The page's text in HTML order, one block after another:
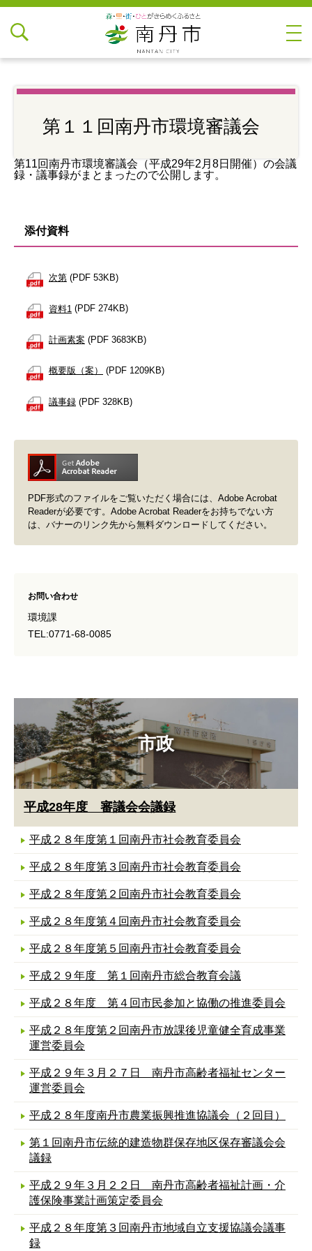
市政
平成28年度 審議会会議録
平成２８年度第１回南丹市社会教育委員会
平成２８年度第３回南丹市社会教育委員会
平成２８年度第２回南丹市社会教育委員会
平成２８年度第４回南丹市社会教育委員会
平成２８年度第５回南丹市社会教育委員会
平成２９年度 第１回南丹市総合教育会議
平成２８年度 第４回市民参加と協働の推進委員会
平成２８年度第２回南丹市放課後児童健全育成事業
運営委員会
平成２９年３月２７日 南丹市高齢者福祉センター
運営委員会
平成２８年度南丹市農業振興推進協議会（２回目）
第１回南丹市伝統的建造物群保存地区保存審議会会
議録
平成２９年３月２２日 南丹市高齢者福祉計画・介
護保険事業計画策定委員会
平成２８年度第３回南丹市地域自立支援協議会議事
録
第１１回南丹市環境審議会
第11回南丹市環境審議会（平成29年2月8日開催）の会議
録・議事録がまとまったので公開します。
添付資料
次第 (PDF 53KB)
資料1 (PDF 274KB)
計画素案 (PDF 3683KB)
概要版（案） (PDF 1209KB)
議事録 (PDF 328KB)
PDF形式のファイルをご覧いただく場合には、Adobe Acrobat
Readerが必要です。Adobe Acrobat Readerをお持ちでない方
は、バナーのリンク先から無料ダウンロードしてください。
お問い合わせ
環境課
TEL:0771-68-0085